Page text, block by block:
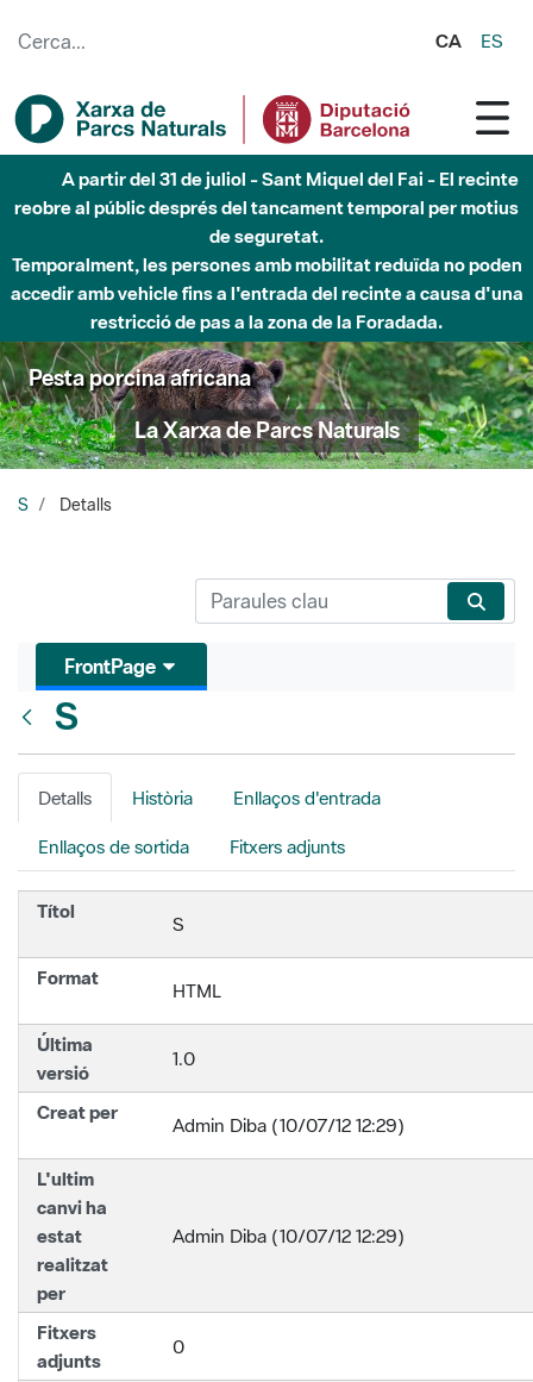
CA ES
A partir del 31 de juliol - Sant Miquel del Fai - El recinte
reobre al públic després del tancament temporal per motius
de seguretat.
Temporalment, les persones amb mobilitat reduïda no poden
accedir amb vehicle fins a l'entrada del recinte a causa d'una
restricció de pas a la zona de la Foradada.
Pesta porcina africana
La Xarxa de Parcs Naturals
S Detalls
FrontPage
S
Detalls Història Enllaços d'entrada
Enllaços de sortida Fitxers adjunts
Títol
S
Format
HTML
Última
versió
1.0
Creat per
Admin Diba (10/07/12 12:29)
L'ultim
canvi ha
estat
realitzat
per
Admin Diba (10/07/12 12:29)
Fitxers
adjunts
0